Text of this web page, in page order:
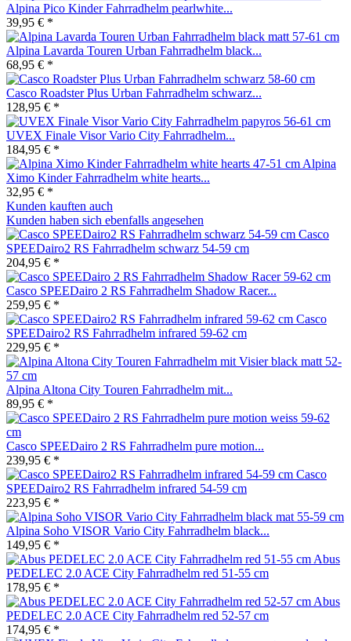
Alpina Pico Kinder Fahrradhelm pearlwhite...
39,95 € *
Alpina Lavarda Touren Urban Fahrradhelm black...
68,95 € *
Casco Roadster Plus Urban Fahrradhelm schwarz...
128,95 € *
UVEX Finale Visor Vario City Fahrradhelm...
184,95 € *
Alpina
Ximo Kinder Fahrradhelm white hearts...
32,95 € *
Kunden kauften auch
Kunden haben sich ebenfalls angesehen
Casco
SPEEDairo2 RS Fahrradhelm schwarz 54-59 cm
204,95 € *
Casco SPEEDairo 2 RS Fahrradhelm Shadow Racer...
259,95 € *
Casco
SPEEDairo2 RS Fahrradhelm infrared 59-62 cm
229,95 € *
Alpina Altona City Touren Fahrradhelm mit...
89,95 € *
Casco SPEEDairo 2 RS Fahrradhelm pure motion...
239,95 € *
Casco
SPEEDairo2 RS Fahrradhelm infrared 54-59 cm
223,95 € *
Alpina Soho VISOR Vario City Fahrradhelm black...
149,95 € *
Abus
PEDELEC 2.0 ACE City Fahrradhelm red 51-55 cm
178,95 € *
Abus
PEDELEC 2.0 ACE City Fahrradhelm red 52-57 cm
174,95 € *